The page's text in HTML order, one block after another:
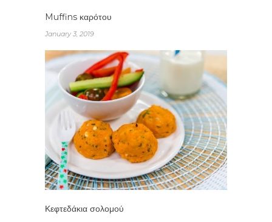
Muffins καρότου
January 3, 2019
Κεφτεδάκια σολομού